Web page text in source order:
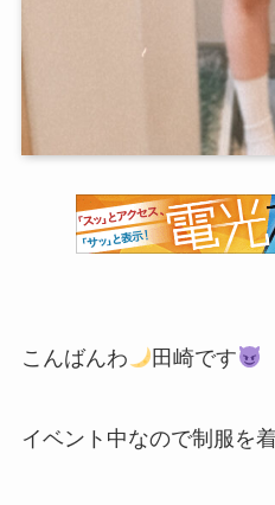
こんばんわ 田崎です
イベント中なので制服を